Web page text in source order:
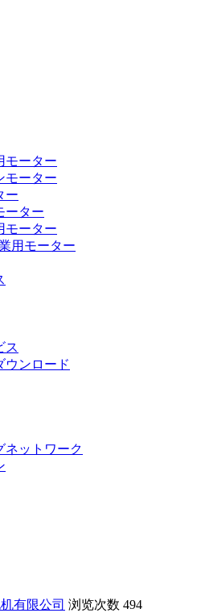
モーター
モーター
ー
ーター
モーター
用モーター
ス
ウンロード
ネットワーク
有限公司 浏览次数 494